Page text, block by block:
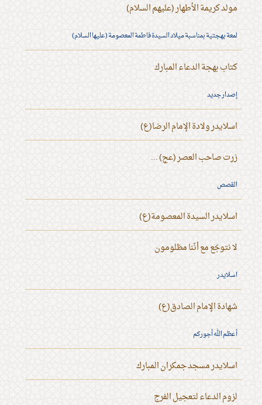
مولد كريمة الأطهار (عليهم السلام)
لمعة بهجتية بمناسبة ميلاد السيدة فاطمة المعصومة (عليها السلام)
كتاب بهجة الدعاء المبارك
إصدار جديد
اسلايدر ولادة الإمام الرضا(ع)
زرت صاحب العصر (عج) ...
القصص
اسلايدر السيدة المعصومة(ع)
لا نتوجّع مع أنّنا مظلومون
اسلايدر
شهادة الإمام الصادق(ع)
أعظم الله أجوركم
اسلايدر مسجد جمكران المبارك
لزوم الدعاء لتعجيل الفرج